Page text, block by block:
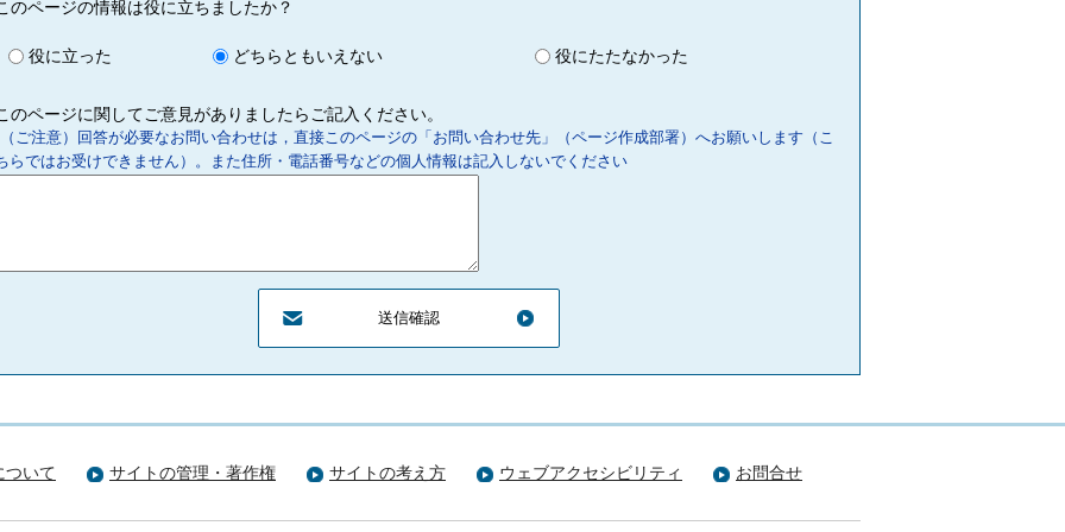
のページの情報は役に立ちましたか？
役に立った どちらともいえない 役にたたなかった
のページに関してご意見がありましたらご記入ください。
（ご注意）回答が必要なお問い合わせは，直接このページの「お問い合わせ先」（ページ作成部署）へお願いします（こ
らではお受けできません）。また住所・電話番号などの個人情報は記入しないでください
ついて サイトの管理・著作権 サイトの考え方 ウェブアクセシビリティ お問合せ